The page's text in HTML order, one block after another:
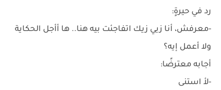
رد في حيرةٍ:
-معرفش، أنا زيي زيك اتفاجئت بيه هنا.. ها أأجل الحكاية
ولا أعمل إيه؟
أجابه معترضًا:
-لأ استنى